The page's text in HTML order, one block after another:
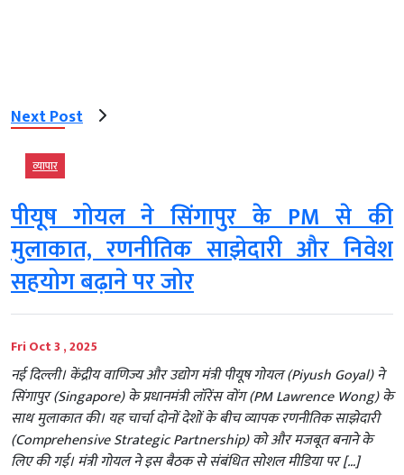
Next Post
व्‍यापार
पीयूष गोयल ने सिंगापुर के PM से की
मुलाकात, रणनीतिक साझेदारी और निवेश
सहयोग बढ़ाने पर जोर
Fri Oct 3 , 2025
नई दिल्ली। केंद्रीय वाणिज्य और उद्योग मंत्री पीयूष गोयल (Piyush Goyal) ने
सिंगापुर (Singapore) के प्रधानमंत्री लॉरेंस वोंग (PM Lawrence Wong) के
साथ मुलाकात की। यह चार्चा दोनों देशों के बीच व्यापक रणनीतिक साझेदारी
(Comprehensive Strategic Partnership) को और मजबूत बनाने के
लिए की गई। मंत्री गोयल ने इस बैठक से संबंधित सोशल मीडिया पर […]